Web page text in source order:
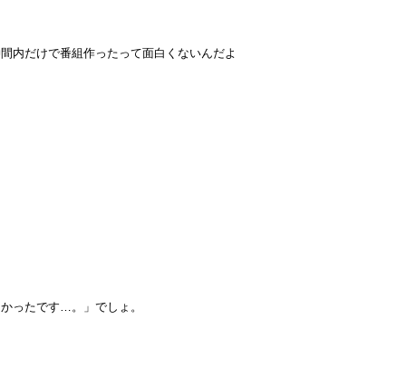
内だけで番組作ったって面白くないんだよ
ったです…。」でしょ。